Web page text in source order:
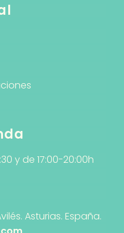
y de 17:00-20:00h
Asturias. España.